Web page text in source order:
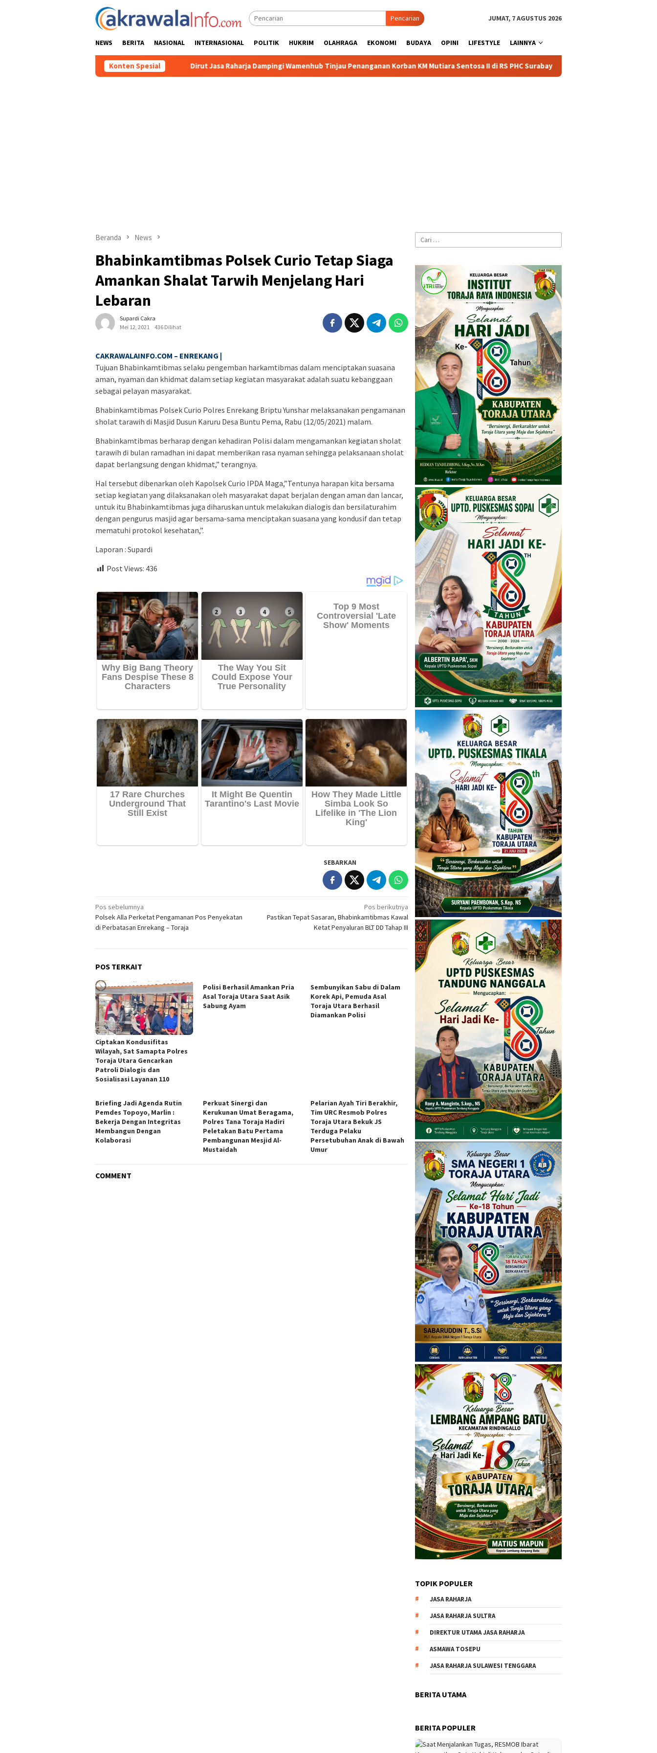
Pencarian JUMAT, 7 AGUSTUS 2026
NEWS BERITA NASIONAL INTERNASIONAL POLITIK HUKRIM OLAHRAGA EKONOMI BUDAYA OPINI LIFESTYLE LAINNYA
Konten Spesial
Dirut Jasa Raharja Dampingi Wamenhub Tinjau Penanganan Korban KM Mutiara Sentosa II di RS PHC Surabaya Polisi Berhasil Amankan Pria Asal Toraja
Beranda News
Bhabinkamtibmas Polsek Curio Tetap Siaga
Amankan Shalat Tarwih Menjelang Hari
Lebaran
Supardi Cakra
Mei 12, 2021
436 Dilihat
CAKRAWALAINFO.COM – ENREKANG |
Tujuan Bhabinkamtibmas selaku pengemban harkamtibmas dalam menciptakan suasana
aman, nyaman dan khidmat dalam setiap kegiatan masyarakat adalah suatu kebanggaan
sebagai pelayan masyarakat.
Bhabinkamtibmas Polsek Curio Polres Enrekang Briptu Yunshar melaksanakan pengamanan
sholat tarawih di Masjid Dusun Karuru Desa Buntu Pema, Rabu (12/05/2021) malam.
Bhabinkamtibmas berharap dengan kehadiran Polisi dalam mengamankan kegiatan sholat
tarawih di bulan ramadhan ini dapat memberikan rasa nyaman sehingga pelaksanaan sholat
dapat berlangsung dengan khidmat,” terangnya.
Hal tersebut dibenarkan oleh Kapolsek Curio IPDA Maga,”Tentunya harapan kita bersama
setiap kegiatan yang dilaksanakan oleh masyarakat dapat berjalan dengan aman dan lancar,
untuk itu Bhabinkamtibmas juga diharuskan untuk melakukan dialogis dan bersilaturahim
dengan pengurus masjid agar bersama-sama menciptakan suasana yang kondusif dan tetap
mematuhi protokol kesehatan,”.
Laporan : Supardi
Post Views: 436
SEBARKAN
Navigasi
pos
Pos sebelumnya
Polsek Alla Perketat Pengamanan Pos Penyekatan
di Perbatasan Enrekang – Toraja
Pos berikutnya
Pastikan Tepat Sasaran, Bhabinkamtibmas Kawal
Ketat Penyaluran BLT DD Tahap III
POS TERKAIT
Ciptakan Kondusifitas
Wilayah, Sat Samapta Polres
Toraja Utara Gencarkan
Patroli Dialogis dan
Sosialisasi Layanan 110
Polisi Berhasil Amankan Pria
Asal Toraja Utara Saat Asik
Sabung Ayam
Sembunyikan Sabu di Dalam
Korek Api, Pemuda Asal
Toraja Utara Berhasil
Diamankan Polisi
Briefing Jadi Agenda Rutin
Pemdes Topoyo, Marlin :
Bekerja Dengan Integritas
Membangun Dengan
Kolaborasi
Perkuat Sinergi dan
Kerukunan Umat Beragama,
Polres Tana Toraja Hadiri
Peletakan Batu Pertama
Pembangunan Mesjid Al-
Mustaidah
Pelarian Ayah Tiri Berakhir,
Tim URC Resmob Polres
Toraja Utara Bekuk JS
Terduga Pelaku
Persetubuhan Anak di Bawah
Umur
COMMENT
Cari
untuk:
TOPIK POPULER
JASA RAHARJA
JASA RAHARJA SULTRA
DIREKTUR UTAMA JASA RAHARJA
ASMAWA TOSEPU
JASA RAHARJA SULAWESI TENGGARA
BERITA UTAMA
BERITA POPULER